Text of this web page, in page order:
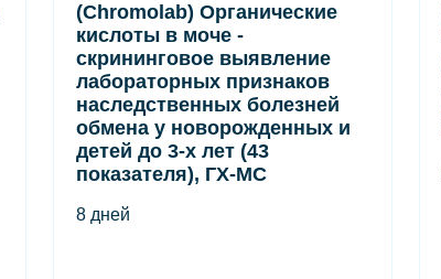
(Chromolab) Органические
кислоты в моче -
скрининговое выявление
лабораторных признаков
наследственных болезней
обмена у новорожденных и
детей до 3-х лет (43
показателя), ГХ-МС
8 дней